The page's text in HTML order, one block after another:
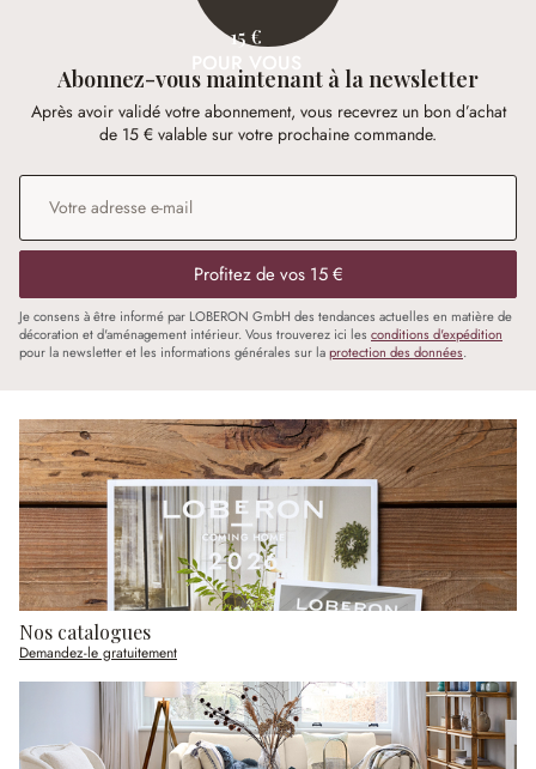
15 €
POUR VOUS
Abonnez-vous maintenant à la newsletter
Après avoir validé votre abonnement, vous recevrez un bon d’achat
de 15 € valable sur votre prochaine commande.
Adresse e-mail
Profitez de vos 15 €
Je consens à être informé par LOBERON GmbH des tendances actuelles en matière de
décoration et d'aménagement intérieur. Vous trouverez ici les conditions d'expédition
pour la newsletter et les informations générales sur laprotection des données.
Nos catalogues
Demandez-le gratuitement